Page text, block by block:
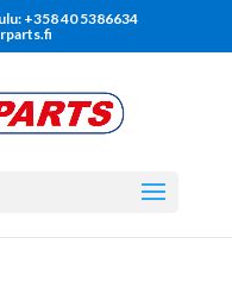
+358 40 5386634